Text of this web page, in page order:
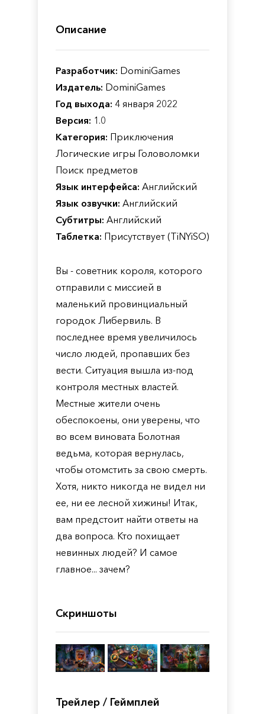
Описание
Разработчик: DominiGames
Издатель: DominiGames
Год выхода: 4 января 2022
Версия: 1.0
Категория: Приключения
Логические игры Головоломки
Поиск предметов
Язык интерфейса: Английский
Язык озвучки: Английский
Субтитры: Английский
Таблетка: Присутствует (TiNYiSO)
Вы - советник короля, которого
отправили с миссией в
маленький провинциальный
городок Либервиль. В
последнее время увеличилось
число людей, пропавших без
вести. Ситуация вышла из-под
контроля местных властей.
Местные жители очень
обеспокоены, они уверены, что
во всем виновата Болотная
ведьма, которая вернулась,
чтобы отомстить за свою смерть.
Хотя, никто никогда не видел ни
ее, ни ее лесной хижины! Итак,
вам предстоит найти ответы на
два вопроса. Кто похищает
невинных людей? И самое
главное... зачем?
Скриншоты
Трейлер / Геймплей